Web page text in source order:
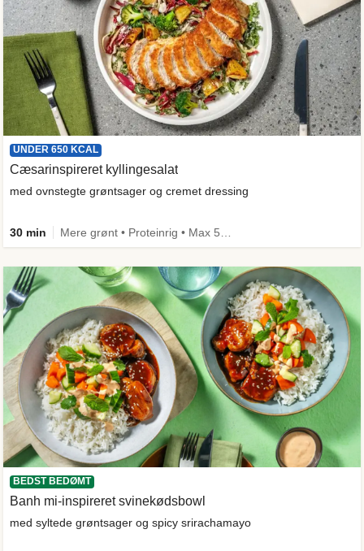
BEDST BEDØMT
Banh mi-inspireret svinekødsbowl
med syltede grøntsager og spicy srirachamayo
UNDER 650 KCAL
Cæsarinspireret kyllingesalat
med ovnstegte grøntsager og cremet dressing
30 min